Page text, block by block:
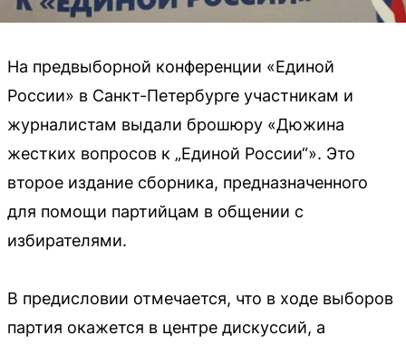
На предвыборной конференции «Единой
России» в Санкт-Петербурге участникам и
журналистам выдали брошюру «Дюжина
жестких вопросов к „Единой России“». Это
второе издание сборника, предназначенного
для помощи партийцам в общении с
избирателями.
В предисловии отмечается, что в ходе выборов
партия окажется в центре дискуссий, а